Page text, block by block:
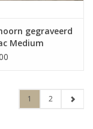
gegraveerd
Medium
1 2